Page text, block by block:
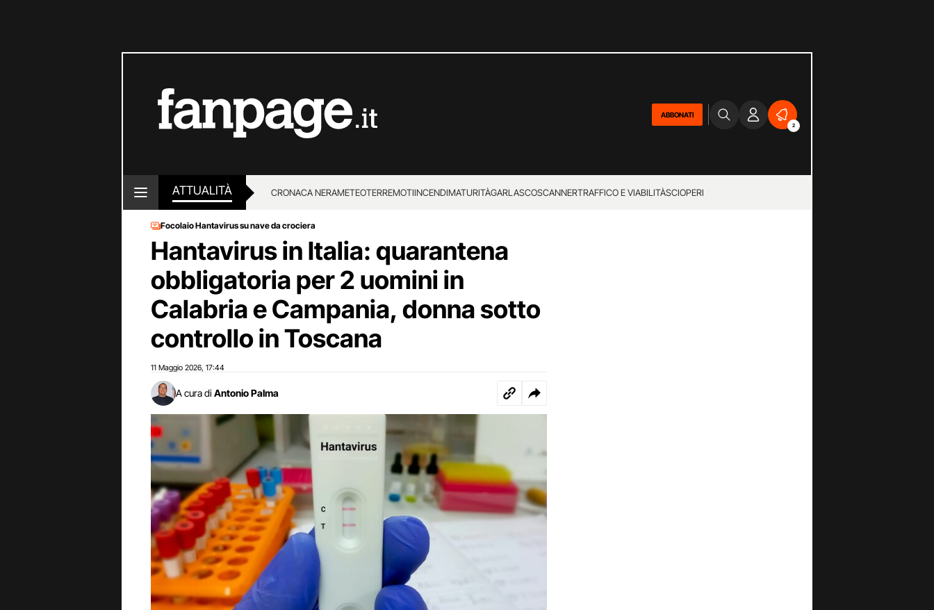
ABBONATI
2
ATTUALITÀ CRONACA NERAMETEOTERREMOTIINCENDIMATURITÀGARLASCOSCANNERTRAFFICO E VIABILITÀSCIOPERI
LOTTO E SUPERENALOTTO
Focolaio Hantavirus su nave da crociera
Hantavirus in Italia: quarantena
obbligatoria per 2 uomini in
Calabria e Campania, donna sotto
controllo in Toscana
11 Maggio 2026 17:44
A cura di Antonio Palma